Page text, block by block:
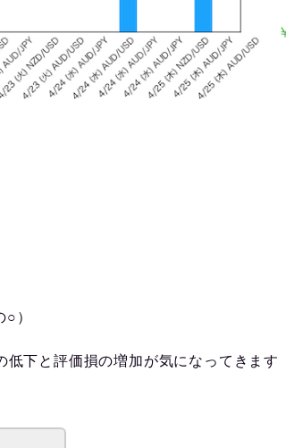
）
下と評価損の増加が気になってきます